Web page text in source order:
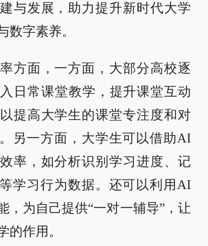
与发展，助力提升新时代大学
数字素养。
方面，一方面，大部分高校逐
日常课堂教学，提升课堂互动
提高大学生的课堂专注度和对
另一方面，大学生可以借助AI
率，如分析识别学习进度、记
学习行为数据。还可以利用AI
，为自己提供“一对一辅导”，让
的作用。